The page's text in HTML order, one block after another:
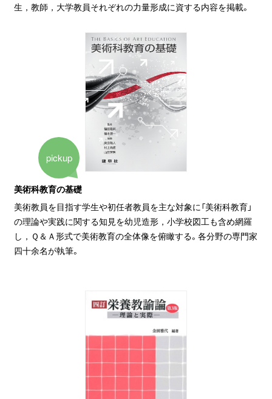
生，教師，大学教員それぞれの力量形成に資する内容を掲載。
pickup
美術科教育の基礎
美術教員を目指す学生や初任者教員を主な対象に「美術科教育」
の理論や実践に関する知見を幼児造形，小学校図工も含め網羅
し，Ｑ＆Ａ形式で美術教育の全体像を俯瞰する。各分野の専門家
四十余名が執筆。